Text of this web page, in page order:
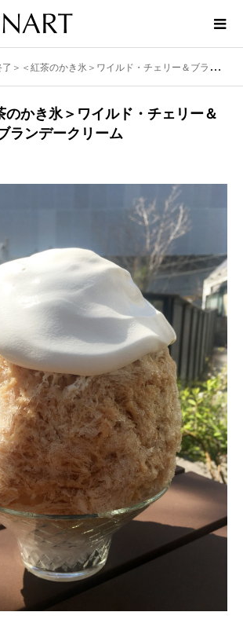
＞＜紅茶のかき氷＞ワイルド・チェリー＆ブランデー ＋ブランデークリーム
のかき氷＞ワイルド・チェリー＆
ランデークリーム